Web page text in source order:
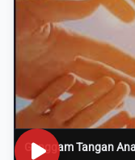
Genggam Tangan